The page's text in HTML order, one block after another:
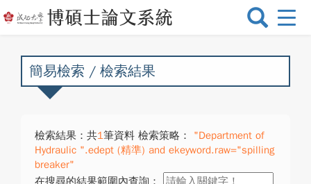
選
換
簡易檢索 / 檢索結果
檢索結果：共1筆資料 檢索策略：
"Department of
Hydraulic ".edept (精準) and ekeyword.raw="spilling
breaker"
在搜尋的結果範圍內查詢：